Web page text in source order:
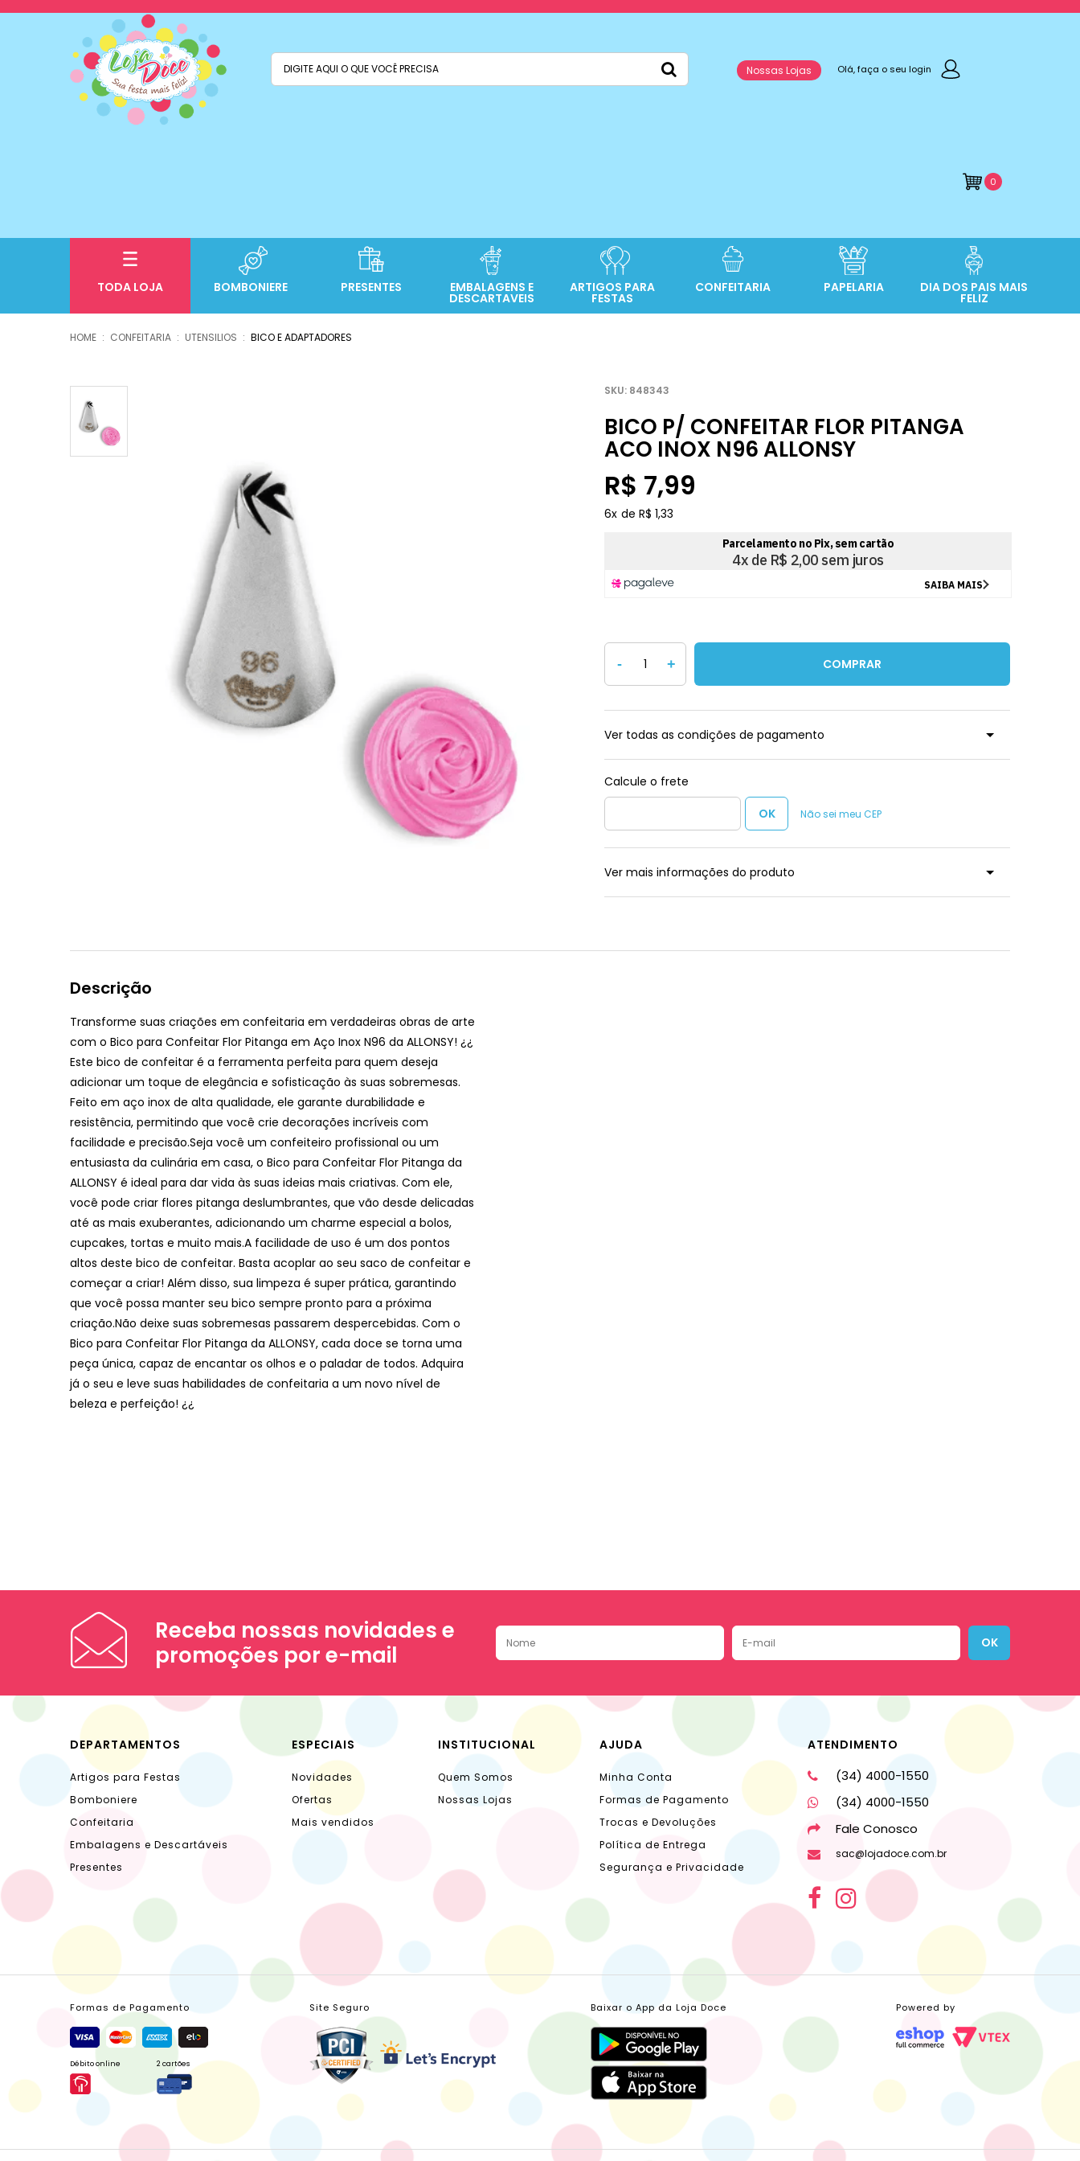
Nossas Lojas Olá, faça o seu login
0
TODA LOJA BOMBONIERE PRESENTES EMBALAGENS E
DESCARTAVEIS
ARTIGOS PARA
FESTAS
CONFEITARIA PAPELARIA DIA DOS PAIS MAIS
FELIZ
CONFEITARIA UTENSILIOS BICO E ADAPTADORES
848343
BICO P/ CONFEITAR FLOR PITANGA
ACO INOX N96 ALLONSY
R$ 7,99
6x R$ 1,33
- + COMPRAR
Ver todas as condições de pagamento
Não sei meu CEP
Ver mais informações do produto
Descrição
Transforme suas criações em confeitaria em verdadeiras obras de arte
com o Bico para Confeitar Flor Pitanga em Aço Inox N96 da ALLONSY! ¿¿
Este bico de confeitar é a ferramenta perfeita para quem deseja
adicionar um toque de elegância e sofisticação às suas sobremesas.
Feito em aço inox de alta qualidade, ele garante durabilidade e
resistência, permitindo que você crie decorações incríveis com
facilidade e precisão.Seja você um confeiteiro profissional ou um
entusiasta da culinária em casa, o Bico para Confeitar Flor Pitanga da
ALLONSY é ideal para dar vida às suas ideias mais criativas. Com ele,
você pode criar flores pitanga deslumbrantes, que vão desde delicadas
até as mais exuberantes, adicionando um charme especial a bolos,
cupcakes, tortas e muito mais.A facilidade de uso é um dos pontos
altos deste bico de confeitar. Basta acoplar ao seu saco de confeitar e
começar a criar! Além disso, sua limpeza é super prática, garantindo
que você possa manter seu bico sempre pronto para a próxima
criação.Não deixe suas sobremesas passarem despercebidas. Com o
Bico para Confeitar Flor Pitanga da ALLONSY, cada doce se torna uma
peça única, capaz de encantar os olhos e o paladar de todos. Adquira
já o seu e leve suas habilidades de confeitaria a um novo nível de
beleza e perfeição! ¿¿
Receba nossas novidades e
promoções por e-mail
OK
DEPARTAMENTOS
Artigos para Festas
Bomboniere
Confeitaria
Embalagens e Descartáveis
Presentes
ESPECIAIS
Novidades
Ofertas
Mais vendidos
INSTITUCIONAL
Quem Somos
Nossas Lojas
AJUDA
Minha Conta
Formas de Pagamento
Trocas e Devoluções
Política de Entrega
Segurança e Privacidade
ATENDIMENTO
(34) 4000-1550
(34) 4000-1550
Fale Conosco
sac@lojadoce.com.br
Formas de Pagamento
Débito online 2 cartões
Site Seguro Baixar o App da Loja Doce Powered by